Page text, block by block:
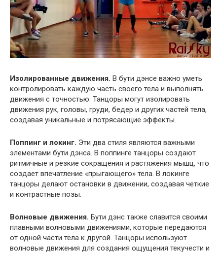
Изолированные движения. В бути дэнсе важно уметь
контролировать каждую часть своего тела и выполнять
движения с точностью. Танцоры могут изолировать
движения рук, головы, груди, бедер и других частей тела,
создавая уникальные и потрясающие эффекты.
Поппинг и локинг. Эти два стиля являются важными
элементами бути дэнса. В поппинге танцоры создают
ритмичные и резкие сокращения и растяжения мышц, что
создает впечатление «прыгающего» тела. В локинге
танцоры делают остановки в движении, создавая четкие
и контрастные позы.
Волновые движения. Бути дэнс также славится своими
плавными волновыми движениями, которые передаются
от одной части тела к другой. Танцоры используют
волновые движения для создания ощущения текучести и